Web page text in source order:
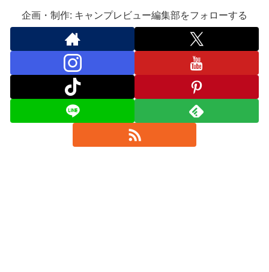
企画・制作: キャンプレビュー編集部をフォローする